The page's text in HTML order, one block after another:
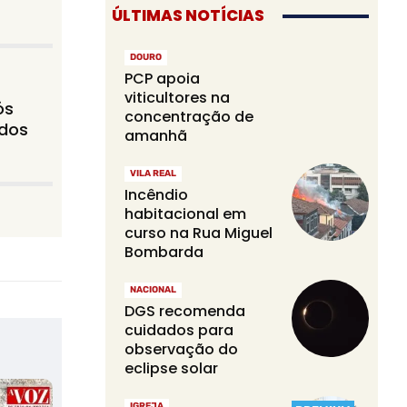
ÚLTIMAS NOTÍCIAS
DOURO
PCP apoia
viticultores na
concentração de
amanhã
VILA REAL
Incêndio
habitacional em
curso na Rua Miguel
Bombarda
NACIONAL
DGS recomenda
cuidados para
observação do
eclipse solar